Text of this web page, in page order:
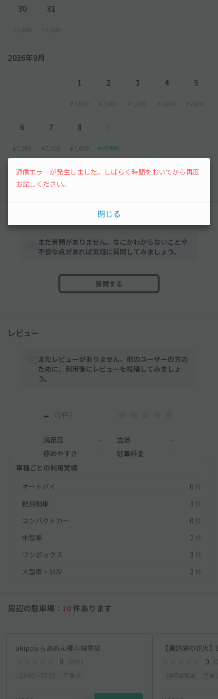
30
¥7,000
31
¥7,000
2026年9月
1
¥7,000
2
¥7,000
3
¥7,000
4
¥7,000
5
¥7,000
6
¥7,000
7
¥7,000
8
¥7,000 先行予約
以降の空き状況は毎日24:00に更新されます。
まだ質問がありません。なにかわからないことや
不安な点があれば気軽に質問してみましょう。
質問する
レビュー
まだレビューがありません。他のユーザーの方の
ために、利用後にレビューを投稿してみましょ
う。
- （0件）
満足度 立地
停めやすさ
駐車料金
車種ごとの利用実績
オートバイ
0 件
軽自動車
3 件
コンパクトカー
0 件
中型車
2 件
ワンボックス
3 件
大型車・SUV
2 件
周辺の駐車場： 10 件あります
akippa らあめん椰斗駐車場
0 （0件） 0
通信エラーが発生しました。しばらく時間をおいてから再度
お試しください。
閉じる